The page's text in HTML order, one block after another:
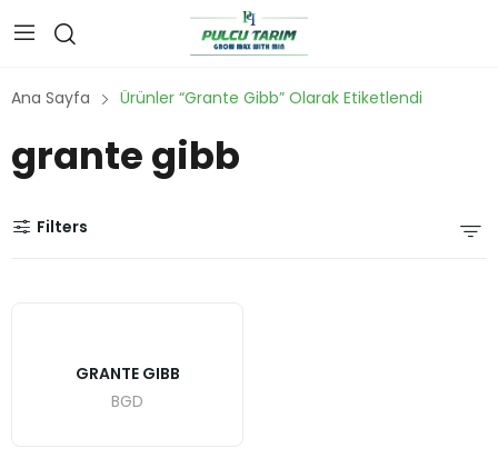
Ana Sayfa Ürünler “grante Gibb” Olarak Etiketlendi
grante gibb
Filters
GRANTE GIBB
BGD